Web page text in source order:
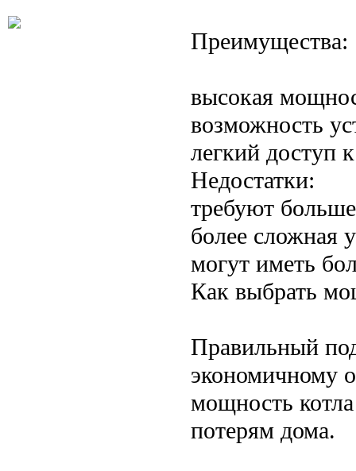
Преимущества:
высокая
возможность
легкий доступ
Недостатки:
требуют
более сложная
могут иметь
Как выбрать
Правильный
экономичному
мощность
потерям дома.